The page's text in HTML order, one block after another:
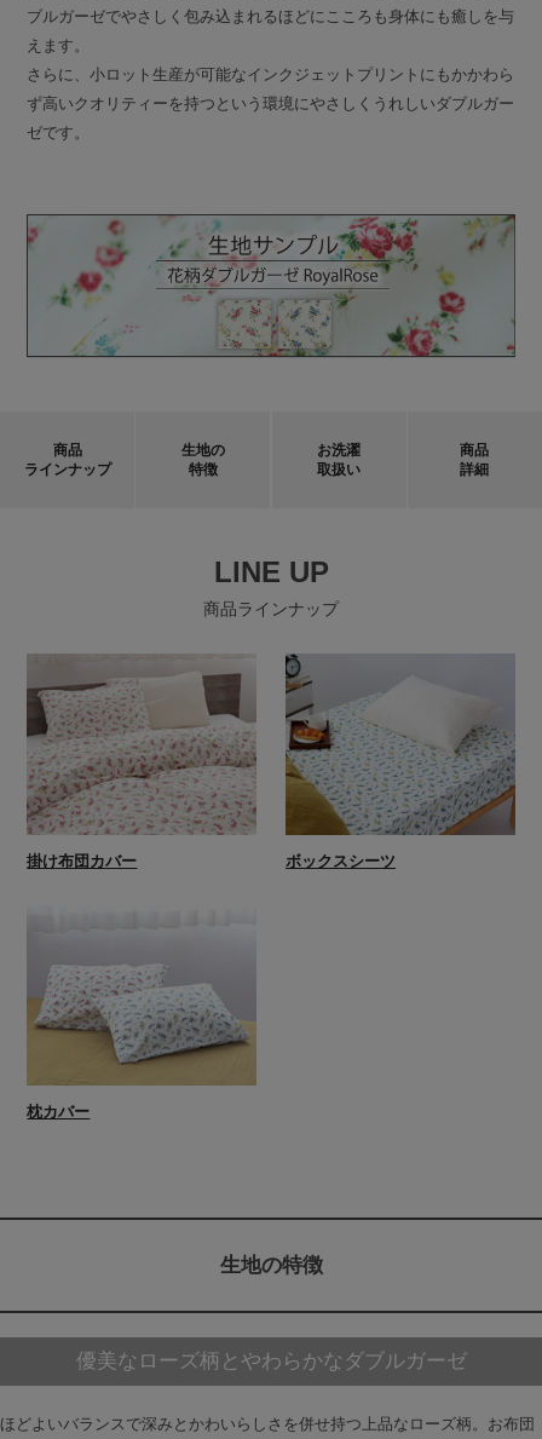
ブルガーゼでやさしく包み込まれるほどにこころも身体にも癒しを与
えます。
さらに、小ロット生産が可能なインクジェットプリントにもかかわら
ず高いクオリティーを持つという環境にやさしくうれしいダブルガー
ゼです。
商品
ラインナップ
生地の
特徴
お洗濯
取扱い
商品
詳細
LINE UP
商品ラインナップ
掛け布団カバー ボックスシーツ
枕カバー
生地の特徴
優美なローズ柄とやわらかなダブルガーゼ
ほどよいバランスで深みとかわいらしさを併せ持つ上品なローズ柄。お布団